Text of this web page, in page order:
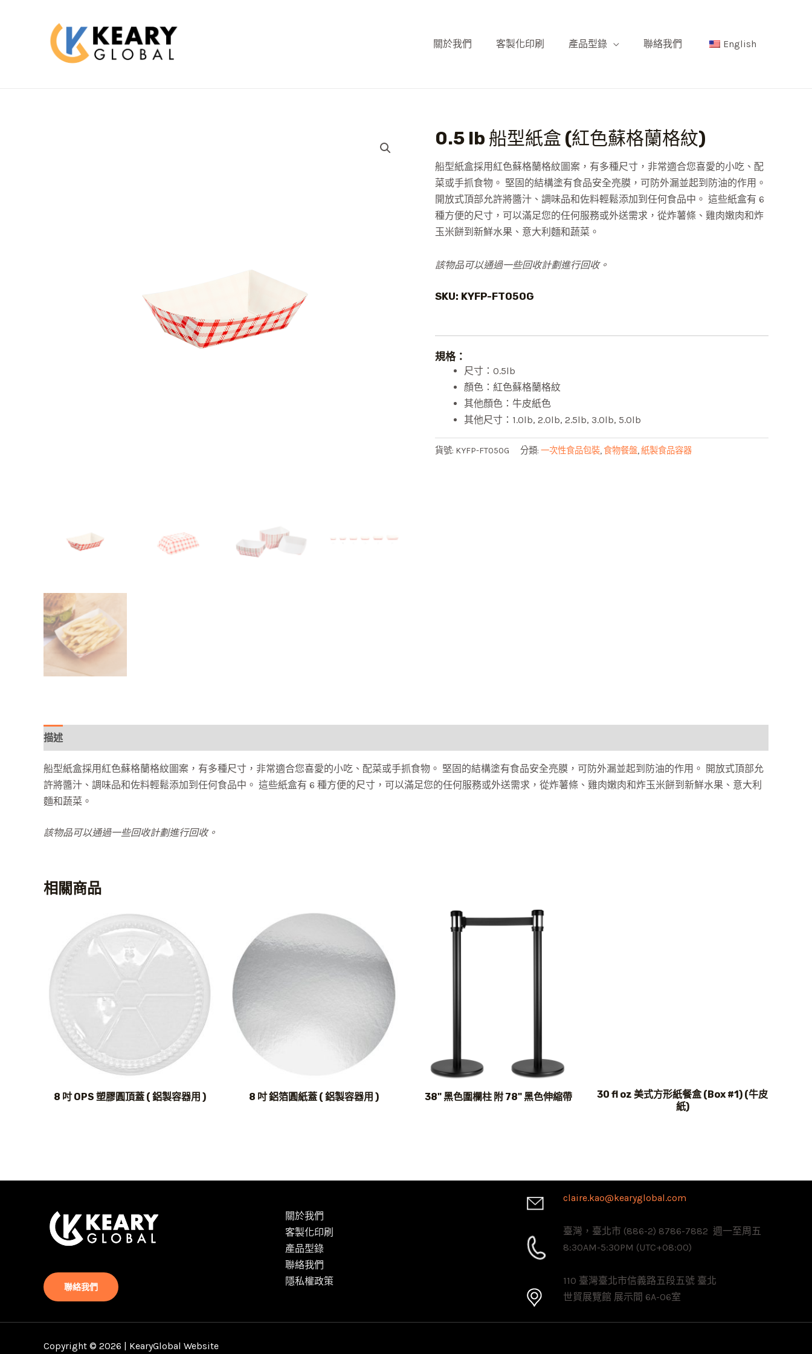
關於我們 客製化印刷 產品型錄 聯絡我們 English
0.5 lb 船型紙盒 (紅色蘇格蘭格紋)
船型紙盒採用紅色蘇格蘭格紋圖案，有多種尺寸，非常適合您喜愛的小吃、配
菜或手抓食物。 堅固的結構塗有食品安全亮膜，可防外漏並起到防油的作用。
開放式頂部允許將醬汁、調味品和佐料輕鬆添加到任何食品中。 這些紙盒有 6
種方便的尺寸，可以滿足您的任何服務或外送需求，從炸薯條、雞肉嫩肉和炸
玉米餅到新鮮水果、意大利麵和蔬菜。
該物品可以通過一些回收計劃進行回收。
SKU: KYFP-FT050G
規格：
尺寸：0.5lb
顏色：紅色蘇格蘭格紋
其他顏色：牛皮紙色
其他尺寸：1.0lb, 2.0lb, 2.5lb, 3.0lb, 5.0lb
貨號: KYFP-FT050G 分類: 一次性食品包裝,食物餐盤,紙製食品容器
描述
船型紙盒採用紅色蘇格蘭格紋圖案，有多種尺寸，非常適合您喜愛的小吃、配菜或手抓食物。 堅固的結構塗有食品安全亮膜，可防外漏並起到防油的作用。 開放式頂部允
許將醬汁、調味品和佐料輕鬆添加到任何食品中。 這些紙盒有 6 種方便的尺寸，可以滿足您的任何服務或外送需求，從炸薯條、雞肉嫩肉和炸玉米餅到新鮮水果、意大利
麵和蔬菜。
該物品可以通過一些回收計劃進行回收。
相關商品
8 吋 OPS 塑膠圓頂蓋 ( 鋁製容器用 ) 8 吋 鋁箔圓紙蓋 ( 鋁製容器用 ) 38" 黑色圍欄柱 附 78" 黑色伸縮帶
30 fl oz 美式方形紙餐盒 (Box #1) (牛皮
紙)
聯絡我們
關於我們
客製化印刷
產品型錄
聯絡我們
隱私權政策
claire.kao@kearyglobal.com
臺灣，臺北市 (886-2) 8786-7882 ​ 週一至周五
8:30AM-5:30PM (UTC+08:00)
110 臺灣臺北市信義路五段五號 臺北
世貿展覽館 展示間 6A-06室
Copyright © 2026 | KearyGlobal Website